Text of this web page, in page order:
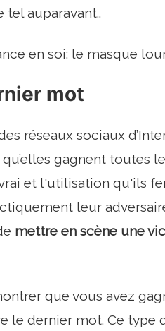
auparavant..
en soi: le masque
mot
réseaux sociaux
gagnent toutes
et l'utilisation qu'ils
leur
mettre en scène une
que vous avez
le dernier mot. Ce